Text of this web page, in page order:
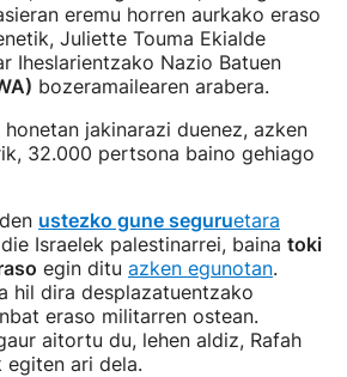
eremu horren aurkako eraso
Juliette Touma Ekialde
Iheslarientzako Nazio Batuen
bozeramailearen arabera.
jakinarazi duenez, azken
32.000 pertsona baino gehiago
ustezko gune seguruetara
Israelek palestinarrei, baina toki
egin ditu azken egunotan.
hil dira desplazatuentzako
eraso militarren ostean.
aitortu du, lehen aldiz, Rafah
egiten ari dela.